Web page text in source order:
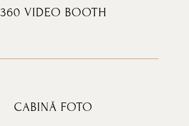
360 VIDEO BOOTH
CABINĂ FOTO